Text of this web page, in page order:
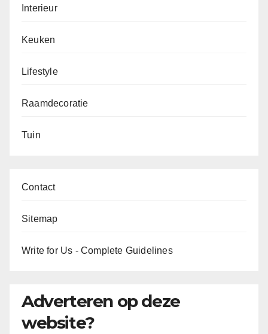
Interieur
Keuken
Lifestyle
Raamdecoratie
Tuin
Contact
Sitemap
Write for Us - Complete Guidelines
Adverteren op deze
website?